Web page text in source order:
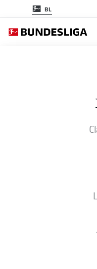
BL
Les